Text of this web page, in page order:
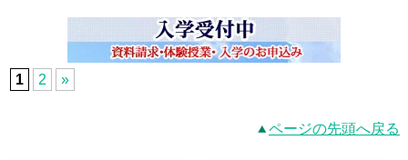
1 2 »
ページの先頭へ戻る